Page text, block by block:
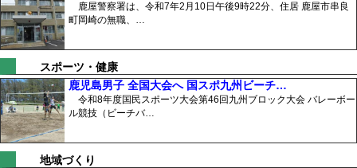
鹿屋警察署は、令和7年2月10日午後9時22分、住居 鹿屋市串良
町岡崎の無職、…
スポーツ・健康
鹿児島男子 全国大会へ 国スポ九州ビーチ…
令和8年度国民スポーツ大会第46回九州ブロック大会 バレーボー
ル競技（ビーチバ…
地域づくり